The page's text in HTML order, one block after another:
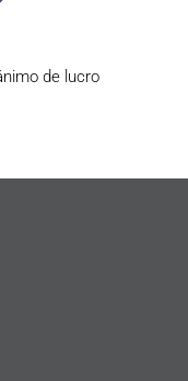
de lucro